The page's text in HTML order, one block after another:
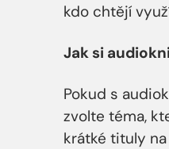
kdo chtějí
Jak si
Pokud s
zvolte téma,
krátké tituly